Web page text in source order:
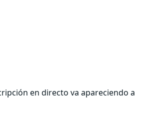
en directo va apareciendo a